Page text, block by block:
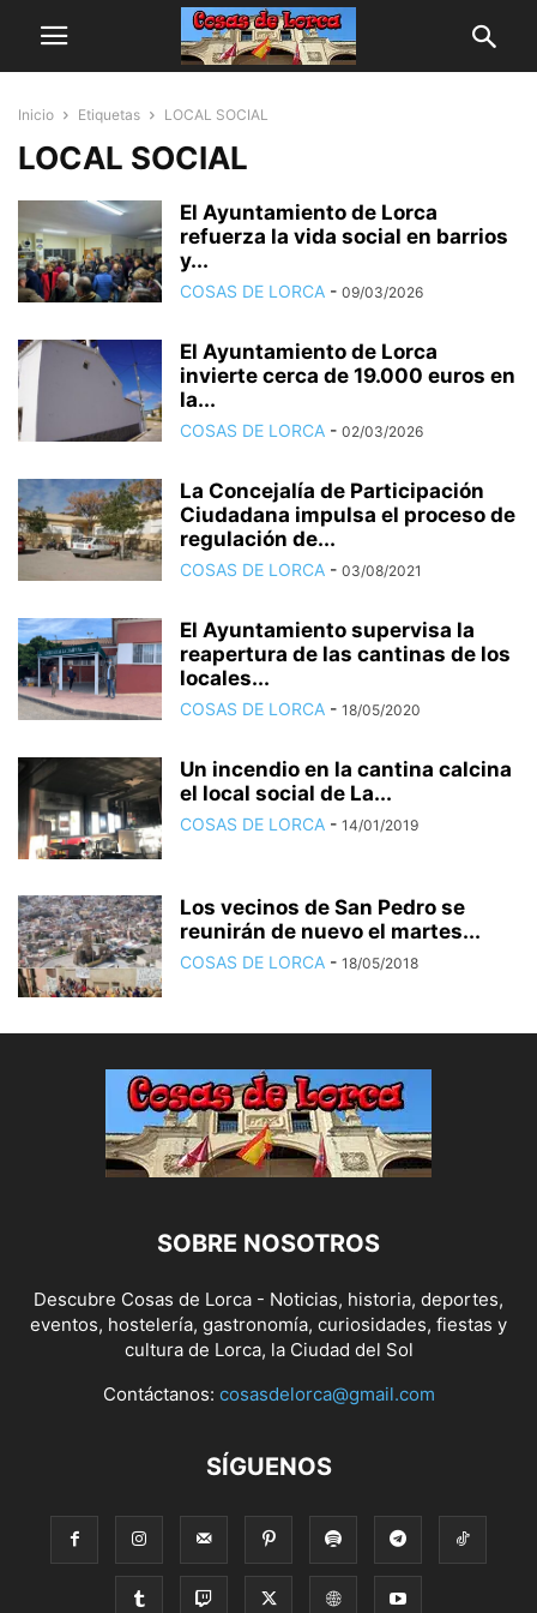
Inicio Etiquetas LOCAL SOCIAL
LOCAL SOCIAL
El Ayuntamiento de Lorca
refuerza la vida social en barrios
y...
COSAS DE LORCA - 09/03/2026
El Ayuntamiento de Lorca
invierte cerca de 19.000 euros en
la...
COSAS DE LORCA - 02/03/2026
La Concejalía de Participación
Ciudadana impulsa el proceso de
regulación de...
COSAS DE LORCA - 03/08/2021
El Ayuntamiento supervisa la
reapertura de las cantinas de los
locales...
COSAS DE LORCA - 18/05/2020
Un incendio en la cantina calcina
el local social de La...
COSAS DE LORCA - 14/01/2019
Los vecinos de San Pedro se
reunirán de nuevo el martes...
COSAS DE LORCA - 18/05/2018
SOBRE NOSOTROS
Descubre Cosas de Lorca - Noticias, historia, deportes,
eventos, hostelería, gastronomía, curiosidades, fiestas y
cultura de Lorca, la Ciudad del Sol
Contáctanos: cosasdelorca@gmail.com
SÍGUENOS